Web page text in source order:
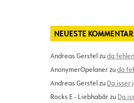
NEUESTE
Andreas Gerstelzuda
AnonymerOpelanerzuda
Andreas Gerstelzu Da isser
Rocks E - Liebhabärzu Da